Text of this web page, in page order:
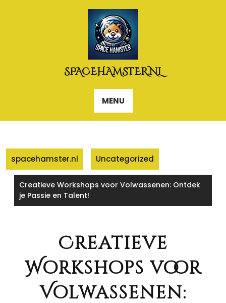
SPACEHAMSTER.NL
MENU
spacehamster.nl Uncategorized
Creatieve Workshops voor Volwassenen: Ontdek
je Passie en Talent!
Creatieve
Workshops voor
Volwassenen: